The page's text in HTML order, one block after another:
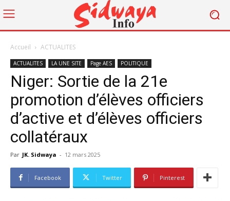
Accueil ACTUALITES
ACTUALITES LA UNE SITE Page AES POLITIQUE
Niger: Sortie de la 21e
promotion d’élèves officiers
d’active et d’élèves officiers
collatéraux
Par JK. Sidwaya - 12 mars 2025
Facebook Twitter Pinterest